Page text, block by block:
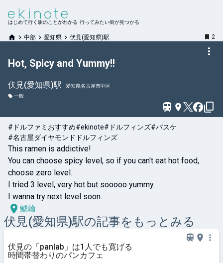
はじめて行く駅のことがわかる 行ってみたい街が見つかる
中部 愛知県 伏見(愛知県)駅 2
Hot, Spicy and Yummy!!
伏見(愛知県)駅
愛知県名古屋市中区
一般
#ドルファミおすすめ#ekinote#ドルフィンズ#バスケ
#名古屋ダイヤモンドドルフィンズ
This ramen is addictive!
You can choose spicy level, so if you can't eat hot food,
choose zero level.
I tried 3 level, very hot but sooooo yummy.
I wanna try next level soon.
鯱輪
伏見(愛知県)駅の記事をもっとみる
伏見の「panlab」は1人でも寛げる
時間帯替わりのパンカフェ